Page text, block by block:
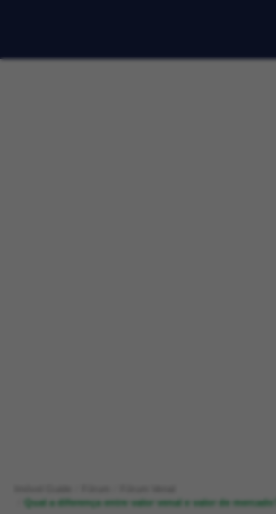
Qual a diferença entre valor venal e valor de mercado?